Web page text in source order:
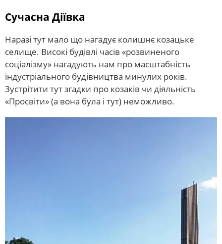
Сучасна Діївка
Наразі тут мало що нагадує колишнє козацьке
селище. Високі будівлі часів «розвиненого
соціалізму» нагадують нам про масштабність
індустріального будівництва минулих років.
Зустрітити тут згадки про козаків чи діяльність
«Просвіти» (а вона була і тут) неможливо.